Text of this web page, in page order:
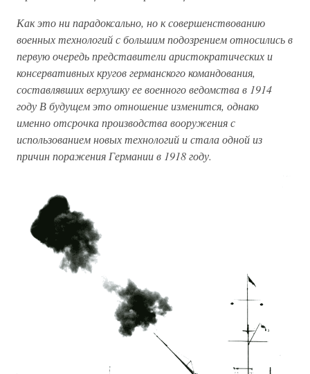
Как это ни парадоксально, но к совершенствованию
военных технологий с большим подозрением относились в
первую очередь представители аристократических и
консервативных кругов германского командования,
составлявших верхушку ее военного ведомства в 1914
году В будущем это отношение изменится, однако
именно отсрочка производства вооружения с
использованием новых технологий и стала одной из
причин поражения Германии в 1918 году.